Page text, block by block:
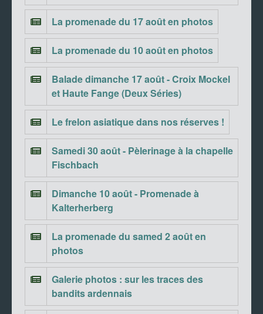
La promenade du 17 août en photos
La promenade du 10 août en photos
Balade dimanche 17 août - Croix Mockel
et Haute Fange (Deux Séries)
Le frelon asiatique dans nos réserves !
Samedi 30 août - Pèlerinage à la chapelle
Fischbach
Dimanche 10 août - Promenade à
Kalterherberg
La promenade du samed 2 août en
photos
Galerie photos : sur les traces des
bandits ardennais